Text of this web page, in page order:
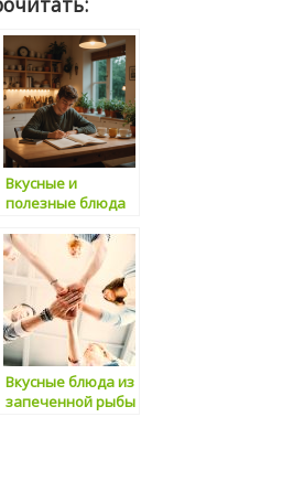
Вкусные и
полезные блюда
зеленых овощей:
секреты
сочетания и
рецепты для
здорового
питания
Вкусные блюда из
запеченной рыбы